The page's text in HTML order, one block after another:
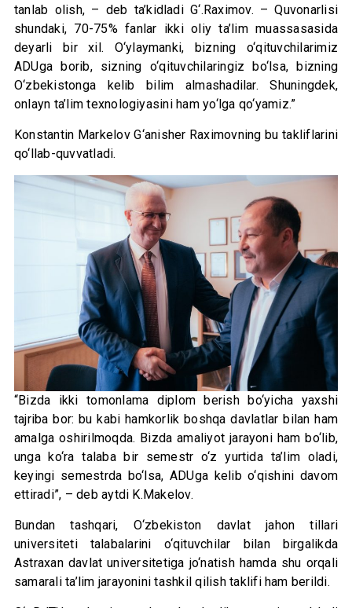
tanlab olish, – deb ta’kidladi G‘.Raximov. – Quvonarlisi
shundaki, 70-75% fanlar ikki oliy ta’lim muassasasida
deyarli bir xil. O‘ylaymanki, bizning o‘qituvchilarimiz
ADUga borib, sizning o‘qituvchilaringiz bo‘lsa, bizning
O‘zbekistonga kelib bilim almashadilar. Shuningdek,
onlayn ta’lim texnologiyasini ham yo‘lga qo‘yamiz.”
Konstantin Markelov G‘anisher Raximovning bu takliflarini
qo‘llab-quvvatladi.
“Bizda ikki tomonlama diplom berish bo‘yicha yaxshi
tajriba bor: bu kabi hamkorlik boshqa davlatlar bilan ham
amalga oshirilmoqda. Bizda amaliyot jarayoni ham bo‘lib,
unga ko‘ra talaba bir semestr o‘z yurtida ta’lim oladi,
keyingi semestrda bo‘lsa, ADUga kelib o‘qishini davom
ettiradi”, – deb aytdi K.Makelov.
Bundan tashqari, O‘zbekiston davlat jahon tillari
universiteti talabalarini o‘qituvchilar bilan birgalikda
Astraxan davlat universitetiga jo‘natish hamda shu orqali
samarali ta’lim jarayonini tashkil qilish taklifi ham berildi.